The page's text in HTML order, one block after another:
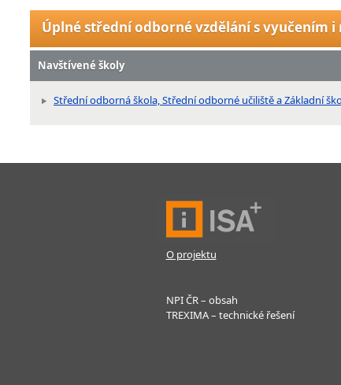
Úplné střední odborné vzdělání s vyučením
Navštívené školy
Střední odborná škola, Střední odborné učiliště a Základní
O projektu
NPI ČR – obsah
TREXIMA – technické řešení